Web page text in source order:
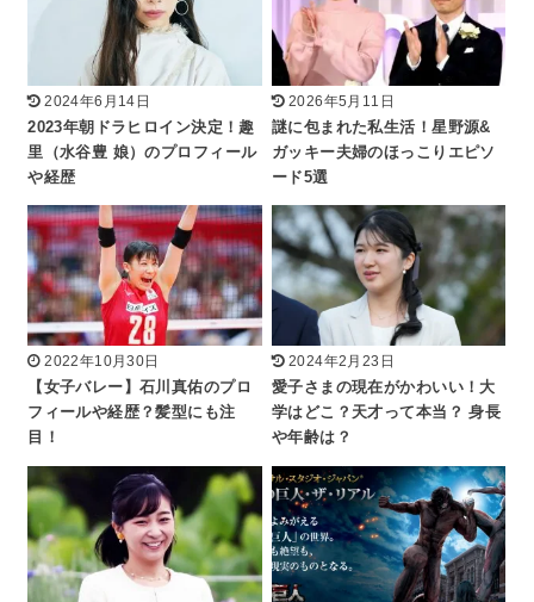
2024年6月14日
2023年朝ドラヒロイン決定！趣
里（水谷豊 娘）のプロフィール
や経歴
2026年5月11日
謎に包まれた私生活！星野源&
ガッキー夫婦のほっこりエピソ
ード5選
2022年10月30日
【女子バレー】石川真佑のプロ
フィールや経歴？髪型にも注
目！
2024年2月23日
愛子さまの現在がかわいい！大
学はどこ？天才って本当？ 身長
や年齢は？